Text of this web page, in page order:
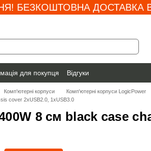
БЕЗКОШТОВНА ДОСТАВКА
для покупця
Відгуки
Комп'ютерні корпуси
Комп'ютерні корпуси LogicPower
cover 2xUSB2.0, 1xUSB3.0
8 см black case